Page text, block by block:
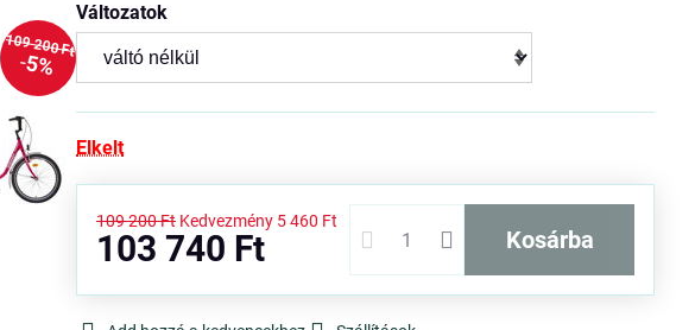
109 200 Ft
5%
Változatok
Elkelt
109 200 Ft Kedvezmény 5 460 Ft
103 740 Ft kosárba